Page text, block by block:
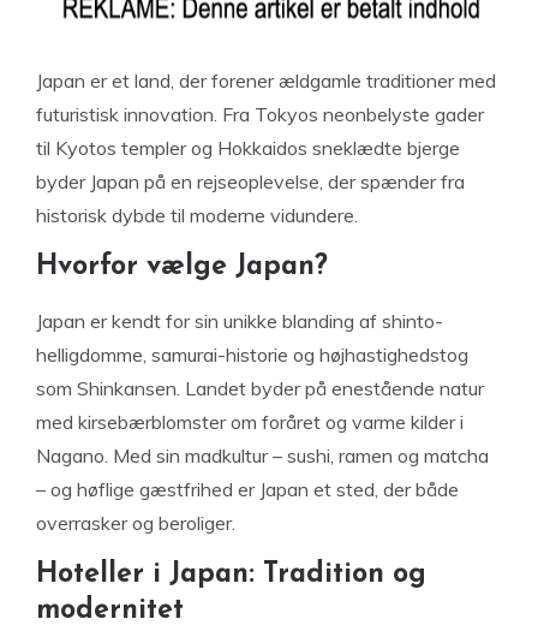
Japan er et land, der forener ældgamle traditioner med
futuristisk innovation. Fra Tokyos neonbelyste gader
til Kyotos templer og Hokkaidos sneklædte bjerge
byder Japan på en rejseoplevelse, der spænder fra
historisk dybde til moderne vidundere.
Hvorfor vælge Japan?
Japan er kendt for sin unikke blanding af shinto-
helligdomme, samurai-historie og højhastighedstog
som Shinkansen. Landet byder på enestående natur
med kirsebærblomster om foråret og varme kilder i
Nagano. Med sin madkultur – sushi, ramen og matcha
– og høflige gæstfrihed er Japan et sted, der både
overrasker og beroliger.
Hoteller i Japan: Tradition og
modernitet